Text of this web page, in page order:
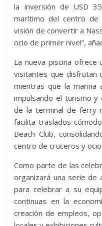
la inversión de USD
marítimo del centro de
visión de convertir a
ocio de primer nivel”,
La nueva piscina
visitantes que disfrutan
mientras que la marina
impulsando el turismo y
de la terminal de ferry
facilita traslados
Beach Club,
centro de cruceros y
Como parte de las
organizará una serie de
para celebrar a su
continuas en la
creación de empleos,